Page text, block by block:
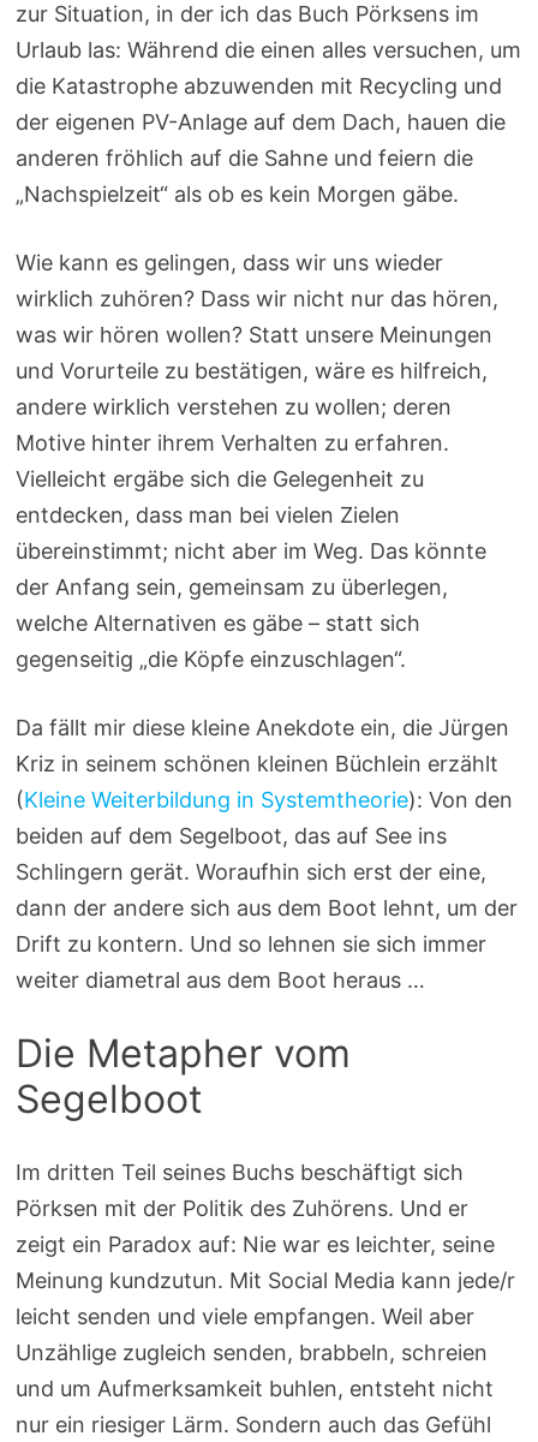
zur Situation, in der ich das Buch Pörksens im
Urlaub las: Während die einen alles versuchen, um
die Katastrophe abzuwenden mit Recycling und
der eigenen PV-Anlage auf dem Dach, hauen die
anderen fröhlich auf die Sahne und feiern die
„Nachspielzeit“ als ob es kein Morgen gäbe.
Wie kann es gelingen, dass wir uns wieder
wirklich zuhören? Dass wir nicht nur das hören,
was wir hören wollen? Statt unsere Meinungen
und Vorurteile zu bestätigen, wäre es hilfreich,
andere wirklich verstehen zu wollen; deren
Motive hinter ihrem Verhalten zu erfahren.
Vielleicht ergäbe sich die Gelegenheit zu
entdecken, dass man bei vielen Zielen
übereinstimmt; nicht aber im Weg. Das könnte
der Anfang sein, gemeinsam zu überlegen,
welche Alternativen es gäbe – statt sich
gegenseitig „die Köpfe einzuschlagen“.
Da fällt mir diese kleine Anekdote ein, die Jürgen
Kriz in seinem schönen kleinen Büchlein erzählt
(Kleine Weiterbildung in Systemtheorie): Von den
beiden auf dem Segelboot, das auf See ins
Schlingern gerät. Woraufhin sich erst der eine,
dann der andere sich aus dem Boot lehnt, um der
Drift zu kontern. Und so lehnen sie sich immer
weiter diametral aus dem Boot heraus …
Die Metapher vom
Segelboot
Im dritten Teil seines Buchs beschäftigt sich
Pörksen mit der Politik des Zuhörens. Und er
zeigt ein Paradox auf: Nie war es leichter, seine
Meinung kundzutun. Mit Social Media kann jede/r
leicht senden und viele empfangen. Weil aber
Unzählige zugleich senden, brabbeln, schreien
und um Aufmerksamkeit buhlen, entsteht nicht
nur ein riesiger Lärm. Sondern auch das Gefühl